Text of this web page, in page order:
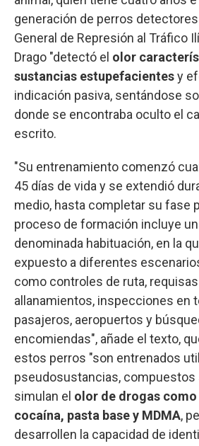
generación de perros
General de Represión al Tráfico
Drago "detectó el olor
sustancias estupefacientesy
indicación pasiva, sentándose
donde se encontraba oculto el
escrito.
"Su entrenamiento comenzó
45 días de vida y se extendió
medio, hasta completar su fase
proceso de formación incluye
denominada habituación, en la
expuesto a diferentes
como controles de ruta,
allanamientos, inspecciones en
pasajeros, aeropuertos y
encomiendas", añade el texto,
estos perros "son entrenados
pseudosustancias,
simulan el olor de drogas como
cocaína, pasta base y MDMA,
desarrollen la capacidad de